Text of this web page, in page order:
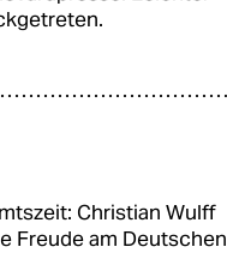
Christian Wulff
Freude am Deutschen